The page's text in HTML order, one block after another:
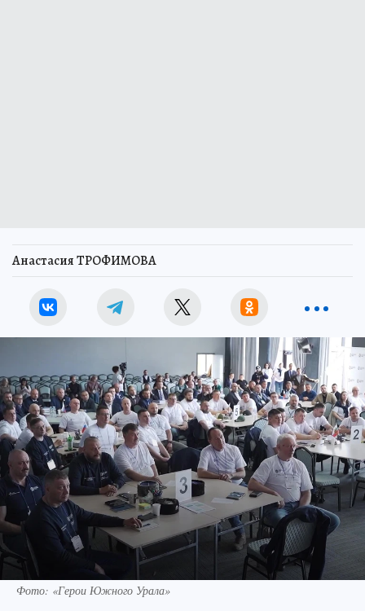
Анастасия ТРОФИМОВА
Фото: «Герои Южного Урала»